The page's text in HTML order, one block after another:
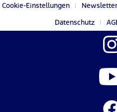
Cookie-Einstellungen Newsletter
Datenschutz